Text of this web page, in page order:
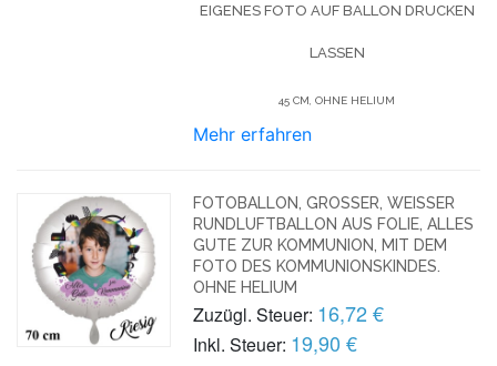
EIGENES FOTO AUF BALLON DRUCKEN
LASSEN
45 CM, OHNE HELIUM
Mehr erfahren
FOTOBALLON, GROSSER, WEISSER RU
NDLUFTBALLON AUS FOLIE, ALLES GU
TE ZUR KOMMUNION, MIT DEM FO
TO DES KOMMUNIONSKINDES. OH
NE HELIUM
Zuzügl. Steuer: 16,72 €
Inkl. Steuer: 19,90 €